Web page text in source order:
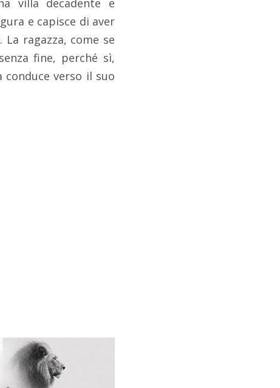
villa decadente e
e capisce di aver
ragazza, come se
fine, perché sì,
verso il suo